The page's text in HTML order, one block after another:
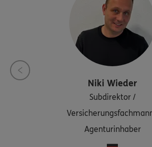
Niki Wieder
Subdirektor /
Agenturinhaber